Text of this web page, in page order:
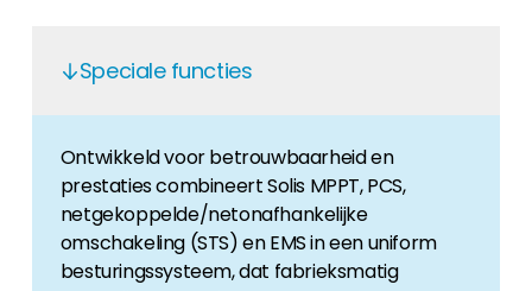
Speciale functies
Ontwikkeld voor betrouwbaarheid en
prestaties combineert Solis MPPT, PCS,
netgekoppelde/netonafhankelijke
omschakeling (STS) en EMS in een uniform
besturingssysteem, dat fabrieksmatig